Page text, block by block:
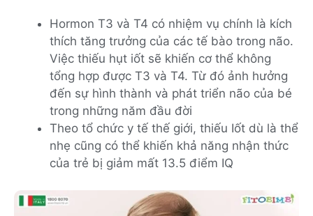
Hormon T3 và T4 có nhiệm vụ chính là kích
thích tăng trưởng của các tế bào trong não.
Việc thiếu hụt iốt sẽ khiến cơ thể không
tổng hợp được T3 và T4. Từ đó ảnh hưởng
đến sự hình thành và phát triển não của bé
trong những năm đầu đời
Theo tổ chức y tế thế giới, thiếu Iốt dù là thể
nhẹ cũng có thể khiến khả năng nhận thức
của trẻ bị giảm mất 13.5 điểm IQ